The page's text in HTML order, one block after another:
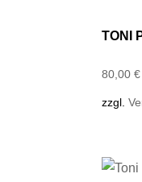
TONI
80,00 €
zzgl.